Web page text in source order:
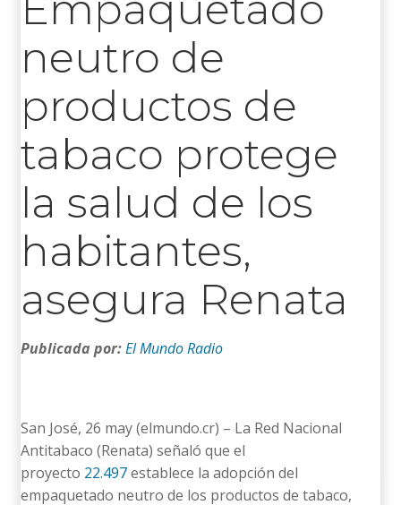
neutro de
productos de
tabaco protege
la salud de los
habitantes,
asegura Renata
Publicada por:El Mundo Radio
San José, 26 may (elmundo.cr) – La Red Nacional
Antitabaco (Renata) señaló que el
proyecto 22.497establece la adopción del
empaquetado neutro de los productos de tabaco,